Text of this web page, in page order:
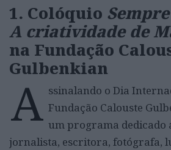
1. Colóquio
A criatividade de
na Fundação
Gulbenkian
A ssinalando o Dia
Fundação Calouste
um programa dedicado
jornalista, escritora, fotógrafa,